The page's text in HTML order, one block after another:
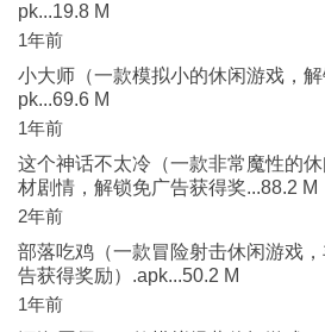
pk...19.8 M
1年前
小大师（一款模拟小的休闲游戏，
pk...69.6 M
1年前
这个神话不太冷（一款非常魔性的
材剧情，解锁免广告获得奖...88.2 M
2年前
部落吃鸡（一款冒险射击休闲游戏
告获得奖励）.apk...50.2 M
1年前